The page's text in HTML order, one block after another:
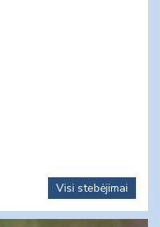
Visi stebėjimai